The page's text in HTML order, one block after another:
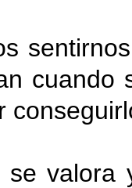
cuando
se valora